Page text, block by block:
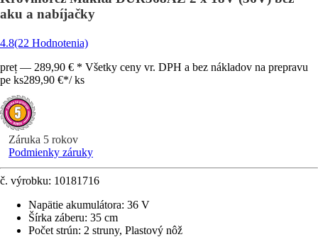
aku a nabíjačky
4.8(22 Hodnotenia)
preț — 289,90 € * Všetky ceny vr. DPH a bez nákladov na prepravu
pe ks289,90 €*/ ks
Záruka 5 rokov
Podmienky záruky
č. výrobku: 10181716
Napätie akumulátora: 36 V
Šírka záberu: 35 cm
Počet strún: 2 struny, Plastový nôž